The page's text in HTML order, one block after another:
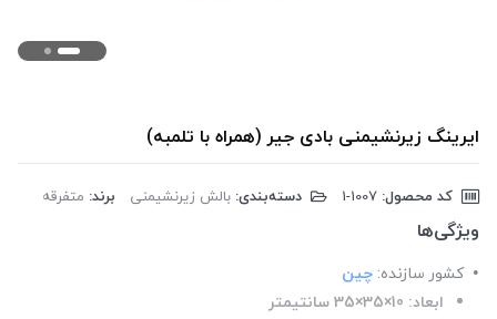
ایرینگ زیرنشیمنی بادی جیر (همراه با تلمبه)
کد محصول: دسته‌بندی: بالش زیرنشیمنی برند: متفرقه
ویژگی‌ها
کشور سازنده: چین
ابعاد: 10×35×35 سانتیمتر